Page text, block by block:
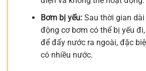
Bơm bị yếu:Sau thời gian dài
động cơ bơm có thể bị yếu
để đẩy nước ra ngoài, đặc
có nhiều nước.